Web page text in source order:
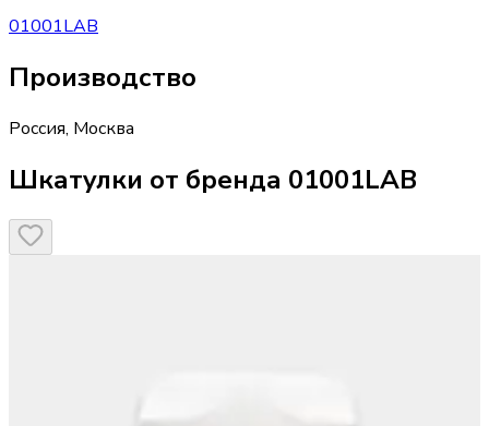
01001LAB
Производство
Россия, Москва
Шкатулки от бренда 01001LAB